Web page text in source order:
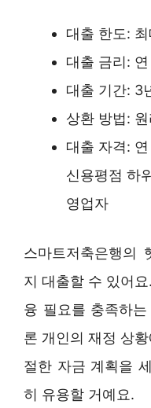
대출 한도:
대출 금리:
대출 기간: 3
상환 방법:
대출 자격:
신용평점 하
영업자
스마트저축은행의
지 대출할 수 있어
융 필요를 충족하
론 개인의 재정 상
절한 자금 계획을
히 유용할 거예요.